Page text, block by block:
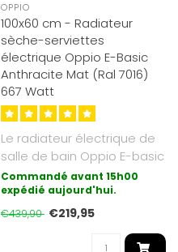
OPPIO
100x60 cm - Radiateur
sèche-serviettes
électrique Oppio E-Basic
Anthracite Mat (Ral 7016)
667 Watt
Le radiateur électrique de
salle de bain Oppio E-basic
est la forme de chauffag..
Commandé avant 15h00
expédié aujourd'hui.
€439,90 €219,95